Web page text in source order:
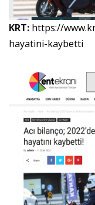
KRT: https://
hayatini-kaybetti